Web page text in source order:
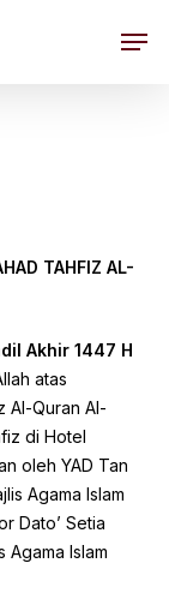
TAHFIZ AL-
Akhir 1447 H
atas
Al-Quran Al-
di Hotel
oleh YAD Tan
Agama Islam
Dato’ Setia
Agama Islam